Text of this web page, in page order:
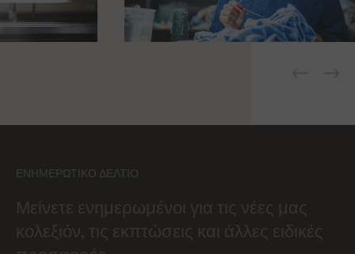
ΕΝΗΜΕΡΩΤΙΚΌ ΔΕΛΤΊΟ
Μείνετε ενημερωμένοι για τις νέες μας
κολεξιόν, τις εκπτώσεις και άλλες ειδικές